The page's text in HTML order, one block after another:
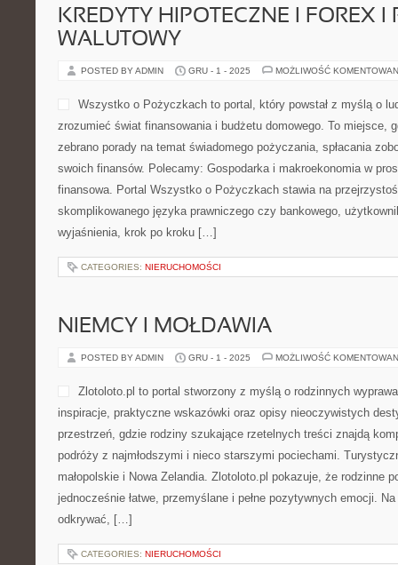
KREDYTY HIPOTECZNE I FOREX I
WALUTOWY
POSTED BY ADMIN GRU - 1 - 2025 MOŻLIWOŚĆ
Wszystko o Pożyczkach to portal, który powstał z myślą o
zrozumieć świat finansowania i budżetu domowego. To miejsce,
zebrano porady na temat świadomego pożyczania, spłacania
swoich finansów. Polecamy: Gospodarka i makroekonomia w
finansowa. Portal Wszystko o Pożyczkach stawia na
skomplikowanego języka prawniczego czy bankowego,
wyjaśnienia, krok po kroku […]
CATEGORIES: NIERUCHOMOŚCI
NIEMCY I MOŁDAWIA
POSTED BY ADMIN GRU - 1 - 2025 MOŻLIWOŚĆ
Zlotoloto.pl to portal stworzony z myślą o rodzinnych
inspiracje, praktyczne wskazówki oraz opisy nieoczywistych
przestrzeń, gdzie rodziny szukające rzetelnych treści znajdą
podróży z najmłodszymi i nieco starszymi pociechami.
małopolskie i Nowa Zelandia. Zlotoloto.pl pokazuje, że rodzinne
jednocześnie łatwe, przemyślane i pełne pozytywnych emocji.
odkrywać, […]
CATEGORIES: NIERUCHOMOŚCI